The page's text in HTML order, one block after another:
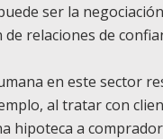
ser la
relaciones de
en este sector
al tratar con
hipoteca a